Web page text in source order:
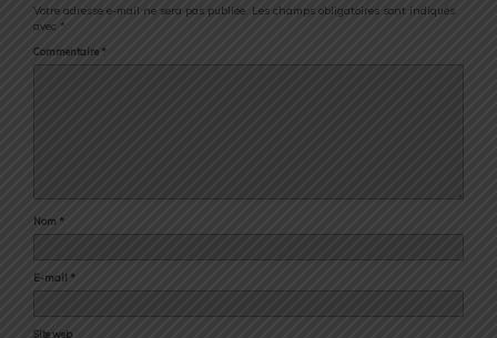
Votre adresse e-mail ne sera pas publiée. Les champs obligatoires sont indiqués
avec *
Commentaire *
Nom *
E-mail *
Site web